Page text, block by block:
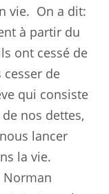
vie. On a dit:
à partir du
ont cessé de
de
qui consiste
nos dettes,
lancer
la vie.
Norman